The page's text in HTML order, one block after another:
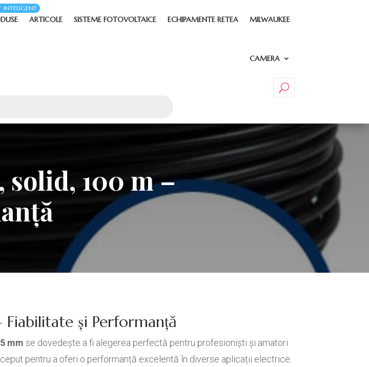
INTELIGENT
ARTICOLE SISTEME FOTOVOLTAICE ECHIPAMENTE RETEA MILWAUKEE
CAMERA
solid, 100 m –
și Performanță
mm se dovedește a fi alegerea perfectă pentru profesioniști și amatori
pentru a oferi o performanță excelentă în diverse aplicații electrice.